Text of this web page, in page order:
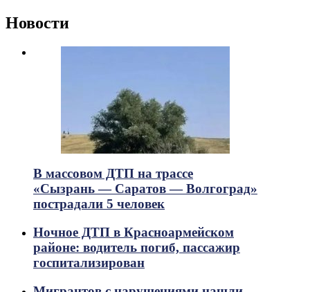
Новости
В массовом ДТП на трассе
«Сызрань — Саратов — Волгоград»
пострадали 5 человек
Ночное ДТП в Красноармейском
районе: водитель погиб, пассажир
госпитализирован